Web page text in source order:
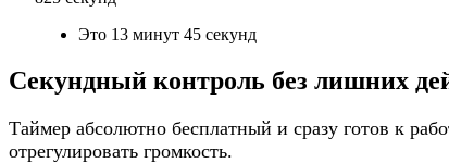
Это 13 минут 45 секунд
Секундный контроль без лишних
Таймер абсолютно бесплатный и сразу готов к
отрегулировать громкость.